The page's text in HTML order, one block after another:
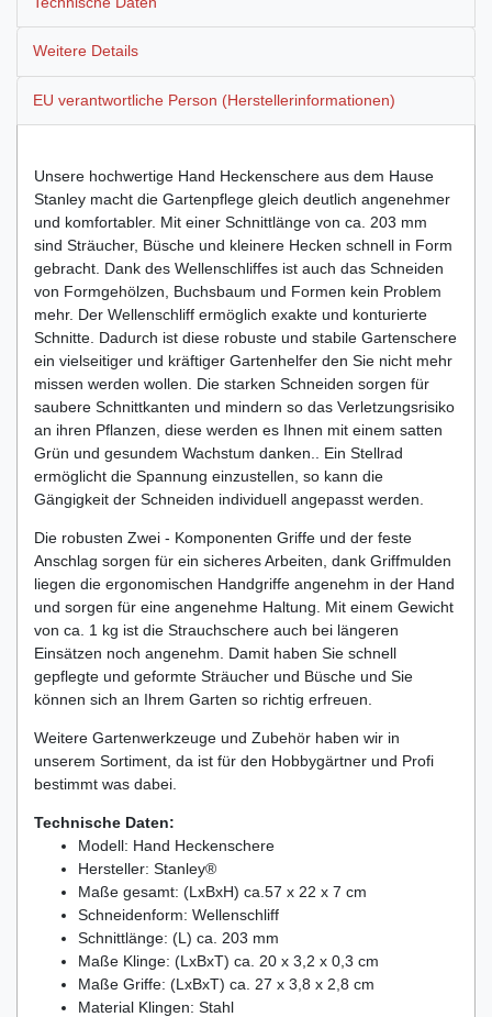
Weitere Details
EU verantwortliche Person (Herstellerinformationen)
Unsere hochwertige Hand Heckenschere aus dem Hause
Stanley macht die Gartenpflege gleich deutlich angenehmer
und komfortabler. Mit einer Schnittlänge von ca. 203 mm
sind Sträucher, Büsche und kleinere Hecken schnell in Form
gebracht. Dank des Wellenschliffes ist auch das Schneiden
von Formgehölzen, Buchsbaum und Formen kein Problem
mehr. Der Wellenschliff ermöglich exakte und konturierte
Schnitte. Dadurch ist diese robuste und stabile Gartenschere
ein vielseitiger und kräftiger Gartenhelfer den Sie nicht mehr
missen werden wollen. Die starken Schneiden sorgen für
saubere Schnittkanten und mindern so das Verletzungsrisiko
an ihren Pflanzen, diese werden es Ihnen mit einem satten
Grün und gesundem Wachstum danken.. Ein Stellrad
ermöglicht die Spannung einzustellen, so kann die
Gängigkeit der Schneiden individuell angepasst werden.
Die robusten Zwei - Komponenten Griffe und der feste
Anschlag sorgen für ein sicheres Arbeiten, dank Griffmulden
liegen die ergonomischen Handgriffe angenehm in der Hand
und sorgen für eine angenehme Haltung. Mit einem Gewicht
von ca. 1 kg ist die Strauchschere auch bei längeren
Einsätzen noch angenehm. Damit haben Sie schnell
gepflegte und geformte Sträucher und Büsche und Sie
können sich an Ihrem Garten so richtig erfreuen.
Weitere Gartenwerkzeuge und Zubehör haben wir in
unserem Sortiment, da ist für den Hobbygärtner und Profi
bestimmt was dabei.
Technische Daten:
Modell: Hand Heckenschere
Hersteller: Stanley®
Maße gesamt: (LxBxH) ca.57 x 22 x 7 cm
Schneidenform: Wellenschliff
Schnittlänge: (L) ca. 203 mm
Maße Klinge: (LxBxT) ca. 20 x 3,2 x 0,3 cm
Maße Griffe: (LxBxT) ca. 27 x 3,8 x 2,8 cm
Material Klingen: Stahl